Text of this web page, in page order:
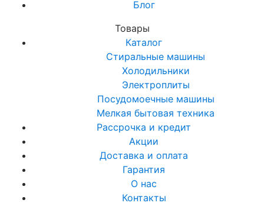
Блог
Товары
Каталог
Стиральные машины
Холодильники
Электроплиты
Посудомоечные машины
Мелкая бытовая техника
Рассрочка и кредит
Акции
Доставка и оплата
Гарантия
О нас
Контакты